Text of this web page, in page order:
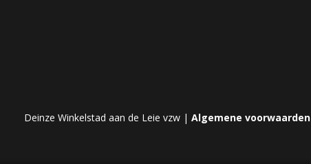
Deinze Winkelstad aan de Leie vzw | Algemene voorwaarden